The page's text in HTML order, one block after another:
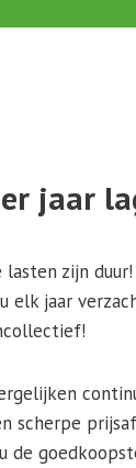
jaar
lasten zijn
elk jaar
scherpe
de